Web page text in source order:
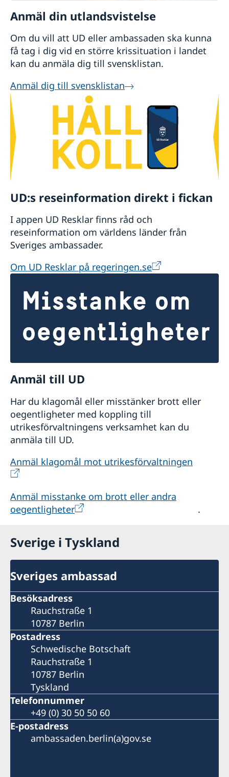
Anmäl din utlandsvistelse
Om du vill att UD eller ambassaden ska kunna
få tag i dig vid en större krissituation i landet
kan du anmäla dig till svensklistan.
Anmäl dig till svensklistan
UD:s reseinformation direkt i fickan
I appen UD Resklar finns råd och
reseinformation om världens länder från
Sveriges ambassader.
Om UD Resklar på regeringen.se
Anmäl till UD
Har du klagomål eller misstänker brott eller
oegentligheter med koppling till
utrikesförvaltningens verksamhet kan du
anmäla till UD.
Anmäl klagomål mot utrikesförvaltningen
Anmäl misstanke om brott eller andra
oegentligheter
.
Sverige i Tyskland
Sveriges ambassad
Besöksadress
Rauchstraße 1
10787 Berlin
Postadress
Schwedische Botschaft
Rauchstraße 1
10787 Berlin
Tyskland
Telefonnummer
+49 (0) 30 50 50 60
E-postadress
ambassaden.berlin(a)gov.se